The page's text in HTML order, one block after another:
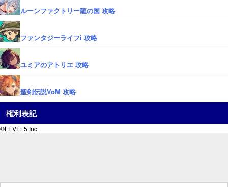
ルーンファクトリー龍の国 攻略
ファンタジーライフi 攻略
ユミアのアトリエ 攻略
聖剣伝説VoM 攻略
権利表記
©LEVEL5 Inc.